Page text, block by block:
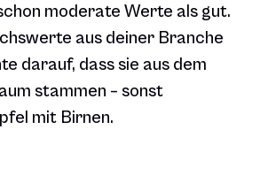
moderate Werte als gut.
aus deiner Branche
darauf, dass sie aus dem
stammen – sonst
mit Birnen.